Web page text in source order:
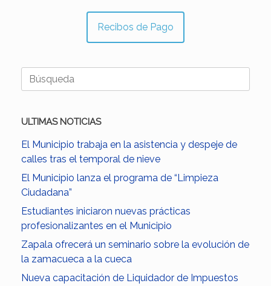
Recibos de Pago
Buscar:
ULTIMAS NOTICIAS
El Municipio trabaja en la asistencia y despeje de
calles tras el temporal de nieve
El Municipio lanza el programa de “Limpieza
Ciudadana”
Estudiantes iniciaron nuevas prácticas
profesionalizantes en el Municipio
Zapala ofrecerá un seminario sobre la evolución de
la zamacueca a la cueca
Nueva capacitación de Liquidador de Impuestos